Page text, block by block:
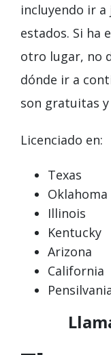
incluyendo ir a
estados. Si ha
otro lugar, no
dónde ir a
son gratuitas
Licenciado en:
Texas
Oklahoma
Illinois
Kentucky
Arizona
California